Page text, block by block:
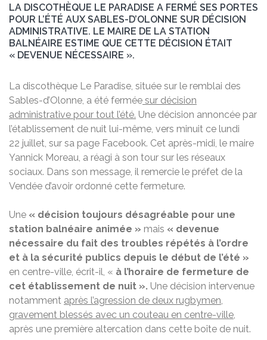
LA DISCOTHÈQUE LE PARADISE A FERMÉ SES PORTES
POUR L’ÉTÉ AUX SABLES-D’OLONNE SUR DÉCISION
ADMINISTRATIVE. LE MAIRE DE LA STATION
BALNÉAIRE ESTIME QUE CETTE DÉCISION ÉTAIT
« DEVENUE NÉCESSAIRE ».
La discothèque Le Paradise, située sur le remblai des
Sables-d’Olonne, a été fermée sur décision
administrative pour tout l’été. Une décision annoncée par
l’établissement de nuit lui-même, vers minuit ce lundi
22 juillet, sur sa page Facebook. Cet après-midi, le maire
Yannick Moreau, a réagi à son tour sur les réseaux
sociaux. Dans son message, il remercie le préfet de la
Vendée d’avoir ordonné cette fermeture.
Une « décision toujours désagréable pour une
station balnéaire animée » mais « devenue
nécessaire du fait des troubles répétés à l’ordre
et à la sécurité publics depuis le début de l’été »
en centre-ville, écrit-il, « à l’horaire de fermeture de
cet établissement de nuit ». Une décision intervenue
notamment après l’agression de deux rugbymen,
gravement blessés avec un couteau en centre-ville,
après une première altercation dans cette boîte de nuit.